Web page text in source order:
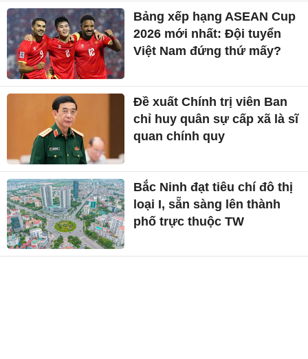
Bảng xếp hạng ASEAN Cup
2026 mới nhất: Đội tuyển
Việt Nam đứng thứ mấy?
Đề xuất Chính trị viên Ban
chỉ huy quân sự cấp xã là sĩ
quan chính quy
Bắc Ninh đạt tiêu chí đô thị
loại I, sẵn sàng lên thành
phố trực thuộc TW